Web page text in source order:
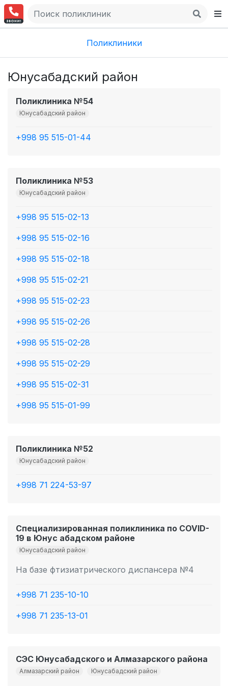
Поликлиники
Юнусабадский район
Поликлиника №54
Юнусабадский район
+998 95 515-01-44
Поликлиника №53
Юнусабадский район
+998 95 515-02-13
+998 95 515-02-16
+998 95 515-02-18
+998 95 515-02-21
+998 95 515-02-23
+998 95 515-02-26
+998 95 515-02-28
+998 95 515-02-29
+998 95 515-02-31
+998 95 515-01-99
Поликлиника №52
Юнусабадский район
+998 71 224-53-97
Специализированная поликлиника по COVID-
19 в Юнус абадском районе
Юнусабадский район
На базе фтизиатрического диспансера №4
+998 71 235-10-10
+998 71 235-13-01
СЭС Юнусабадского и Алмазарского района
Алмазарский район Юнусабадский район